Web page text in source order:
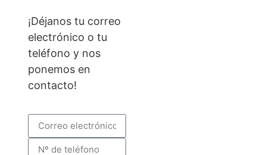
¡Déjanos tu correo
electrónico o tu
teléfono y nos
ponemos en
contacto!